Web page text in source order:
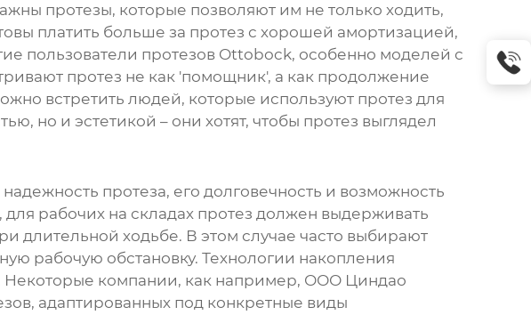
протезы, которые позволяют им не только ходить,
платить больше за протез с хорошей амортизацией,
пользователи протезов Ottobock, особенно моделей с
протез не как 'помощник', а как продолжение
встретить людей, которые используют протез для
но и эстетикой – они хотят, чтобы протез выглядел
протеза, его долговечность и возможность
рабочих на складах протез должен выдерживать
длительной ходьбе. В этом случае часто выбирают
рабочую обстановку. Технологии накопления
Некоторые компании, как например, ООО Циндао
адаптированных под конкретные виды